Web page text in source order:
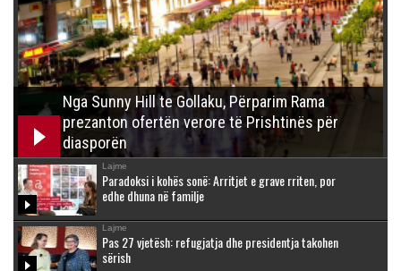
Nga Sunny Hill te Gollaku, Përparim Rama
prezanton ofertën verore të Prishtinës për
diasporën
Lajme
Paradoksi i kohës sonë: Arritjet e grave rriten, por
edhe dhuna në familje
Lajme
Pas 27 vjetësh: refugjatja dhe presidentja takohen
sërish